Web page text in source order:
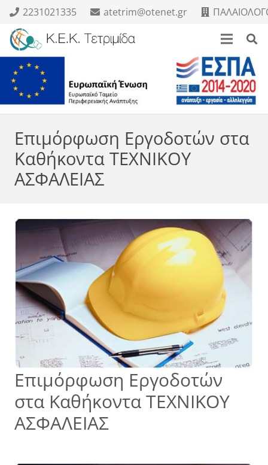
2231021335 atetrim@otenet.gr
Επιμόρφωση Εργοδοτών στα
Καθήκοντα ΤΕΧΝΙΚΟΥ
ΑΣΦΑΛΕΙΑΣ
Επιμόρφωση Εργοδοτών
στα Καθήκοντα ΤΕΧΝΙΚΟΥ
ΑΣΦΑΛΕΙΑΣ